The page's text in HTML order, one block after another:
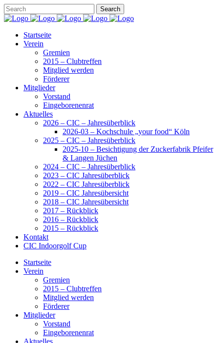
Startseite
Verein
Gremien
2015 – Clubtreffen
Mitglied werden
Förderer
Mitglieder
Vorstand
Eingeborenenrat
Aktuelles
2026 – CIC – Jahresüberblick
2026-03 – Kochschule „your food“ Köln
2025 – CIC – Jahresüberblick
2025-10 – Besichtigung der Zuckerfabrik Pfeifer
& Langen Jüchen
2024 – CIC – Jahresüberblick
2023 – CIC Jahresüberblick
2022 – CIC Jahresüberblick
2019 – CIC Jahresübersicht
2018 – CIC Jahresübersicht
2017 – Rückblick
2016 – Rückblick
2015 – Rückblick
Kontakt
CIC Indoorgolf Cup
Startseite
Verein
Gremien
2015 – Clubtreffen
Mitglied werden
Förderer
Mitglieder
Vorstand
Eingeborenenrat
Aktuelles